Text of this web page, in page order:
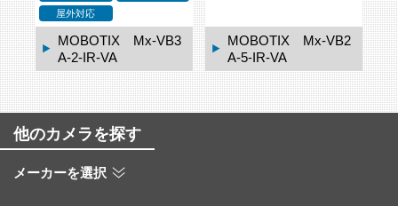
Mx-VB2
5-IR-VA
MOBOTIX Mx-VB1
A-8-IR-VA
屋外対応
A-2-IR-VA
他のカメラを探す
メーカーを選択